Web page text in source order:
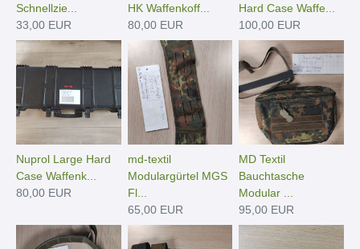
Schnellzie...
33,00 EUR
HK Waffenkoff...
80,00 EUR
Hard Case Waffe...
100,00 EUR
Nuprol Large Hard
Case Waffenk...
80,00 EUR
md-textil
Modulargürtel MGS
Fl...
65,00 EUR
MD Textil
Bauchtasche
Modular ...
95,00 EUR